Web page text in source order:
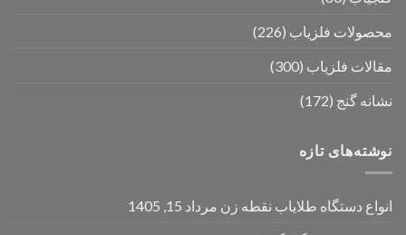
محصولات فلزیاب (226)
مقالات فلزیاب (300)
نشانه گنج (172)
نوشته‌های تازه
انواع دستگاه طلایاب نقطه زن مرداد 15, 1405